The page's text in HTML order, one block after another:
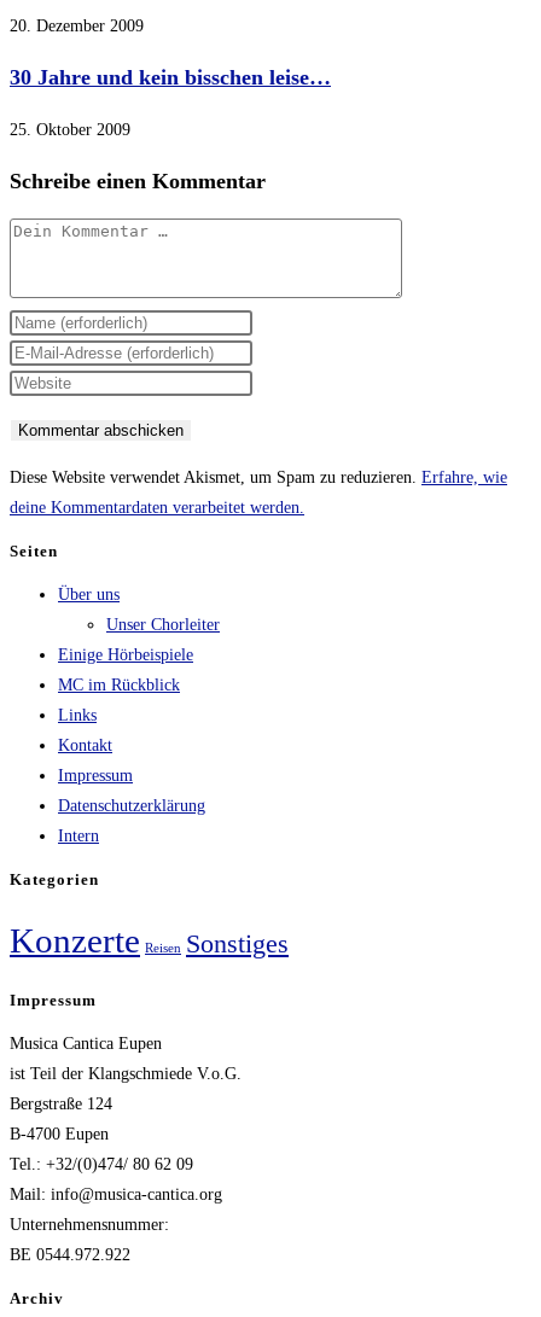
20. Dezember 2009
30 Jahre und kein bisschen leise…
25. Oktober 2009
Schreibe einen Kommentar
Kommentar
Gib
deinen
Namen
Benutzernamen
zum
Kommentieren
Gib
deine
Mail-
Adresse
zum
ein
Gib
Website-
URL
ein
Diese Website verwendet Akismet, um Spam zu reduzieren. Erfahre, wie
deine Kommentardaten verarbeitet werden.
Seiten
Über uns
Unser Chorleiter
Einige Hörbeispiele
MC im Rückblick
Links
Kontakt
Impressum
Datenschutzerklärung
Intern
Kategorien
Konzerte Reisen Sonstiges
Impressum
Musica Cantica Eupen
ist Teil der Klangschmiede V.o.G.
Bergstraße 124
B-4700 Eupen
Tel.: +32/(0)474/ 80 62 09
Mail: info@musica-cantica.org
Unternehmensnummer:
BE 0544.972.922
Archiv